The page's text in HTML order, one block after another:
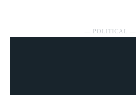
― POLITICAL ―